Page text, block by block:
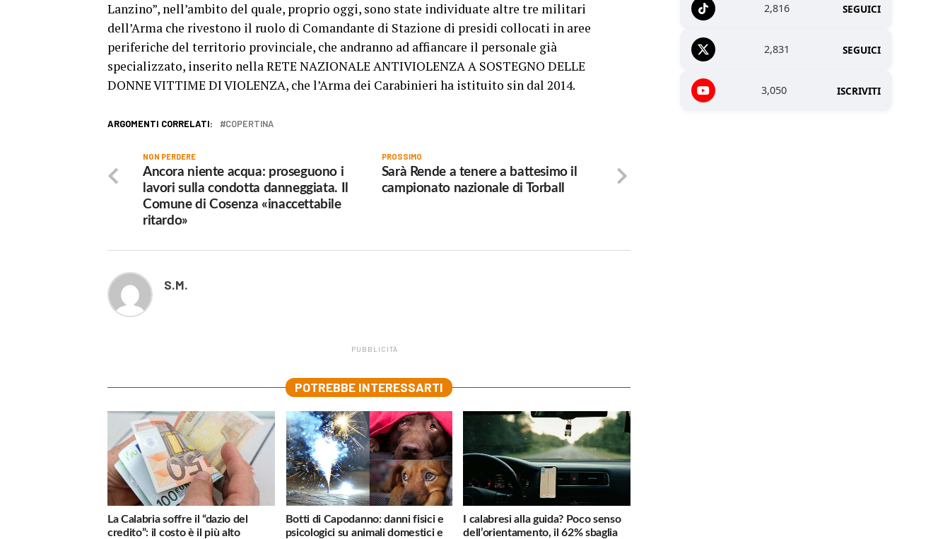
Lanzino”, nell’ambito del quale, proprio oggi, sono state individuate altre tre militari
dell’Arma che rivestono il ruolo di Comandante di Stazione di presidi collocati in aree
periferiche del territorio provinciale, che andranno ad affiancare il personale già
specializzato, inserito nella RETE NAZIONALE ANTIVIOLENZA A SOSTEGNO DELLE
DONNE VITTIME DI VIOLENZA, che l’Arma dei Carabinieri ha istituito sin dal 2014.
ARGOMENTI CORRELATI: COPERTINA
PROSSIMO
Sarà Rende a tenere a battesimo il
campionato nazionale di Torball
NON PERDERE
Ancora niente acqua: proseguono i
lavori sulla condotta danneggiata. Il
Comune di Cosenza «inaccettabile
ritardo»
S.M.
PUBBLICITÀ
POTREBBE INTERESSARTI
La Calabria soffre il “dazio del
credito”: il costo è il più alto
Botti di Capodanno: danni fisici e
psicologici su animali domestici e
I calabresi alla guida? Poco senso
dell’orientamento, il 62% sbaglia
2,816 SEGUICI
2,831 SEGUICI
3,050 ISCRIVITI